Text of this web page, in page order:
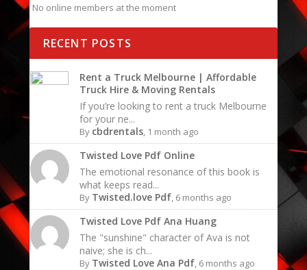
No online members at the moment
RECENT POSTS
Rent a Truck Melbourne | Affordable
Truck Hire & Moving Rentals
If you’re looking to rent a truck Melbourne
for your ne...
By cbdrentals, 1 month ago
Twisted Love Pdf Online
The emotional resonance of this book is
what keeps read...
By Twisted.love Pdf, 6 months ago
Twisted Love Pdf Ana Huang
The "sunshine" character of Ava is not
naive; she is ch...
By Twisted Love Ana Pdf, 6 months ago